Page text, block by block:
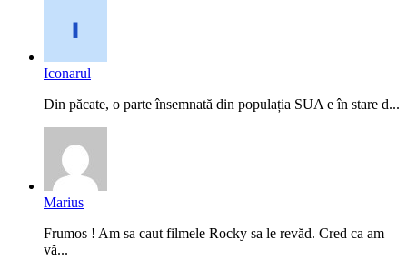
Iconarul
Din păcate, o parte însemnată din populația SUA e în stare d...
Marius
Frumos ! Am sa caut filmele Rocky sa le revăd. Cred ca am
vă...